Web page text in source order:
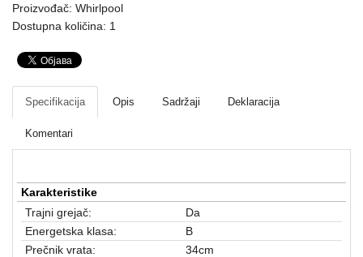
Mrežna
Fotoaparati
kamere
Kućni
aparati
Software
Proizvođač: Whirlpool
Dostupna količina: 1
Specifikacija Opis Sadržaji Deklaracija
Komentari
Karakteristike
Trajni grejač:
Da
Energetska klasa:
B
Prečnik vrata:
34cm